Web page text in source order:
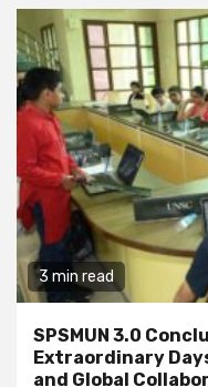
3 min read
SPSMUN 3.0
Extraordinary
and Global